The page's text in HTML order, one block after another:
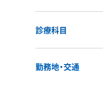
診療科目
勤務地・交通